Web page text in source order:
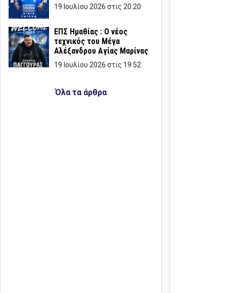
19 Ιουλίου 2026 στις 20:20
ΕΠΣ Ημαθίας : Ο νέος
τεχνικός του Μέγα
Αλέξανδρου Αγίας Μαρίνας
19 Ιουλίου 2026 στις 19:52
Όλα τα άρθρα